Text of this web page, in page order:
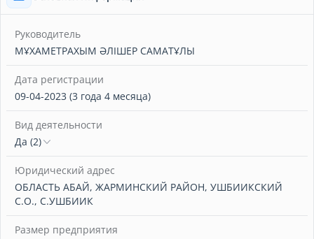
Руководитель
МҰХАМЕТРАХЫМ ӘЛІШЕР САМАТҰЛЫ
Дата регистрации
09-04-2023 (3 года 4 месяца)
Вид деятельности
Да (2)
Юридический адрес
ОБЛАСТЬ АБАЙ, ЖАРМИНСКИЙ РАЙОН, УШБИИКСКИЙ
С.О., С.УШБИИК
Размер предприятия